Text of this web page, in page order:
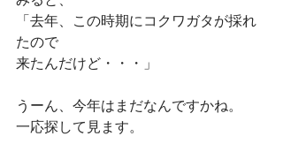
「去年、この時期にコクワガタが採れ
たので
来たんだけど・・・」
うーん、今年はまだなんですかね。
一応探して見ます。